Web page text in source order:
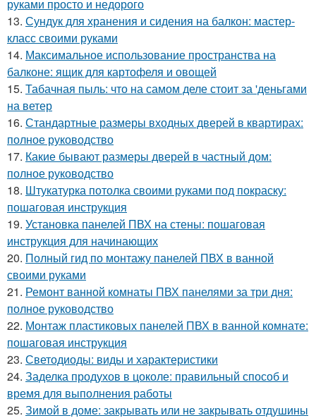
руками просто и недорого
13. Сундук для хранения и сидения на балкон: мастер-
класс своими руками
14. Максимальное использование пространства на
балконе: ящик для картофеля и овощей
15. Табачная пыль: что на самом деле стоит за 'деньгами
на ветер
16. Стандартные размеры входных дверей в квартирах:
полное руководство
17. Какие бывают размеры дверей в частный дом:
полное руководство
18. Штукатурка потолка своими руками под покраску:
пошаговая инструкция
19. Установка панелей ПВХ на стены: пошаговая
инструкция для начинающих
20. Полный гид по монтажу панелей ПВХ в ванной
своими руками
21. Ремонт ванной комнаты ПВХ панелями за три дня:
полное руководство
22. Монтаж пластиковых панелей ПВХ в ванной комнате:
пошаговая инструкция
23. Светодиоды: виды и характеристики
24. Заделка продухов в цоколе: правильный способ и
время для выполнения работы
25. Зимой в доме: закрывать или не закрывать отдушины